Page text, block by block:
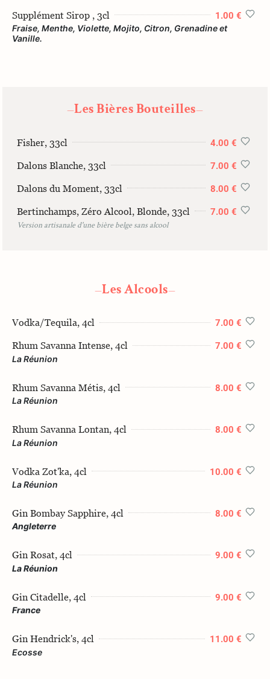
Supplément Sirop , 3cl 1.00 €
Fraise, Menthe, Violette, Mojito, Citron, Grenadine et
Vanille.
—Les Bières Bouteilles—
Fisher, 33cl 4.00 €
Dalons Blanche, 33cl 7.00 €
Dalons du Moment, 33cl 8.00 €
Bertinchamps, Zéro Alcool, Blonde, 33cl
7.00 €
Version artisanale d'une bière belge sans alcool
—Les Alcools—
Vodka/Tequila, 4cl 7.00 €
Rhum Savanna Intense, 4cl 7.00 €
La Réunion
Rhum Savanna Métis, 4cl 8.00 €
La Réunion
Rhum Savanna Lontan, 4cl 8.00 €
La Réunion
Vodka Zot'ka, 4cl 10.00 €
La Réunion
Gin Bombay Sapphire, 4cl 8.00 €
Angleterre
Gin Rosat, 4cl 9.00 €
La Réunion
Gin Citadelle, 4cl 9.00 €
France
Gin Hendrick's, 4cl 11.00 €
Ecosse